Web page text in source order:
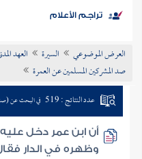
موضوعي
تراجم الأعلام
العرض الموضوعي السيرة العهد
صد المشركين المسلمين عن العمرة
عدد النتائج : 519 في البحث عن (صد
أن ابن عمر دخل عليه
وظهره في الدار